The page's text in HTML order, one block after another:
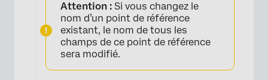
Attention : Si vous changez le
nom d’un point de référence
existant, le nom de tous les
champs de ce point de référence
sera modifié.